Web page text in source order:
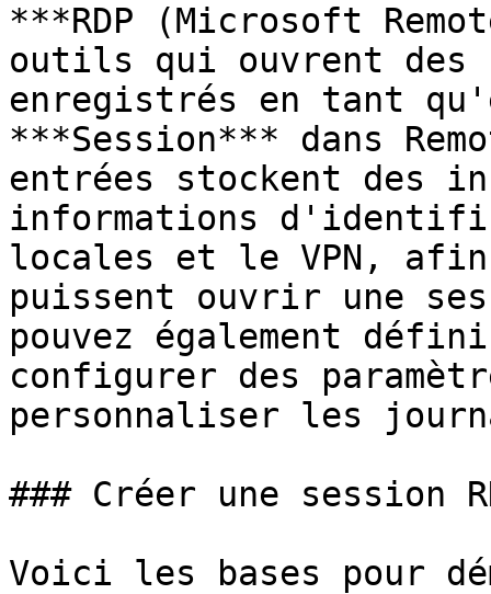
***RDP (Microsoft
outils qui ouvrent des
enregistrés en tant
***Session*** dans
entrées stockent des
informations
locales et le VPN,
puissent ouvrir une
pouvez également
configurer des
personnaliser les
### Créer une session
Voici les bases pour